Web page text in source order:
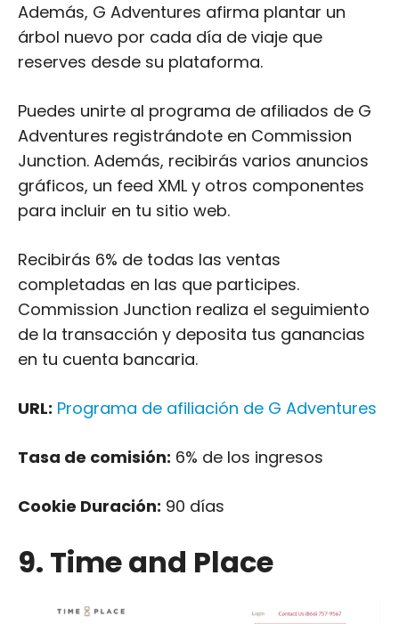
Además, G Adventures afirma plantar un
árbol nuevo por cada día de viaje que
reserves desde su plataforma.
Puedes unirte al programa de afiliados de G
Adventures registrándote en Commission
Junction. Además, recibirás varios anuncios
gráficos, un feed XML y otros componentes
para incluir en tu sitio web.
Recibirás 6% de todas las ventas
completadas en las que participes.
Commission Junction realiza el seguimiento
de la transacción y deposita tus ganancias
en tu cuenta bancaria.
URL: Programa de afiliación de G Adventures
Tasa de comisión: 6% de los ingresos
Cookie Duración: 90 días
9. Time and Place